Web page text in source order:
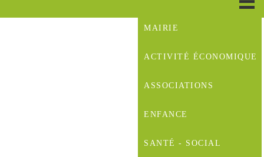
MAIRIE
ACTIVITÉ ÉCONOMIQUE
ASSOCIATIONS
ENFANCE
SANTÉ - SOCIAL